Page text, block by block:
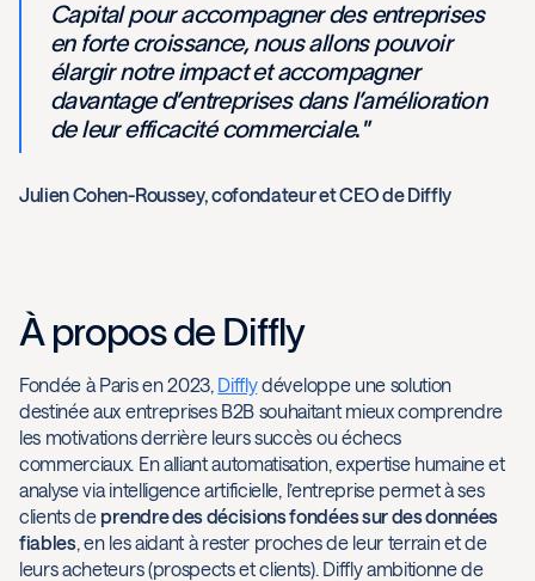
Capital pour accompagner des entreprises
en forte croissance, nous allons pouvoir
élargir notre impact et accompagner
davantage d’entreprises dans l’amélioration
de leur efficacité commerciale."
Julien Cohen-Roussey, cofondateur et CEO de Diffly
À propos de Diffly
Fondée à Paris en 2023, Difflydéveloppe une solution
destinée aux entreprises B2B souhaitant mieux comprendre
les motivations derrière leurs succès ou échecs
commerciaux. En alliant automatisation, expertise humaine et
analyse via intelligence artificielle, l’entreprise permet à ses
clients de prendre des décisions fondées sur des données
fiables, en les aidant à rester proches de leur terrain et de
leurs acheteurs (prospects et clients). Diffly ambitionne de